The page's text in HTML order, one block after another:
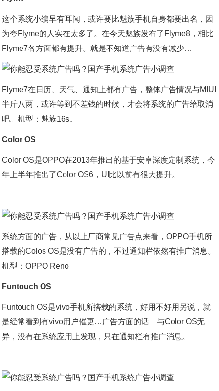
这个系统小编早有耳闻，或许要比魅族手机自身都要出名，因
为夸Flyme的人实在太多了。在今天魅族发布了Flyme8，相比
Flyme7各方面都有提升。就是不知道广告有没有减少…
Flyme7在日历、天气、通知上都有广告，整体广告情况与MIUI
半斤八两，或许等到不差钱的时候，才会将系统的广告给取消
吧。机型：魅族16s。
Color OS
Color OS是OPPO在2013年推出的基于安卓深度定制系统，今
年上半年推出了Color OS6，UI比以前有很大提升。
系统方面的广告，从以上厂商常见广告点来看，OPPO手机所
搭载的Colos OS是没有广告的，不过通知栏依然有推广消息。
机型：OPPO Reno
Funtouch OS
Funtouch OS是vivo手机所搭载的系统，好用不好用另说，就
是经常看到有vivo用户催更…广告方面的话，与Color OS无
异，没有在系统应用上发现，只在通知栏有推广消息。